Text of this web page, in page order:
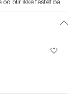
og blir ikke testet på